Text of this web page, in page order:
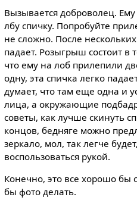
Вызывается доброволец.
лбу спичку. Попробуйте
не сложно. После
падает. Розыгрыш состоит в
что ему на лоб прилепили
одну, эта спичка легко
думает, что там еще одна и
лица, а окружающие
советы, как лучше скинуть
концов, бедняге можно
зеркало, мол, так легче
воспользоваться рукой.
Конечно, это все хорошо бы
бы фото делать.